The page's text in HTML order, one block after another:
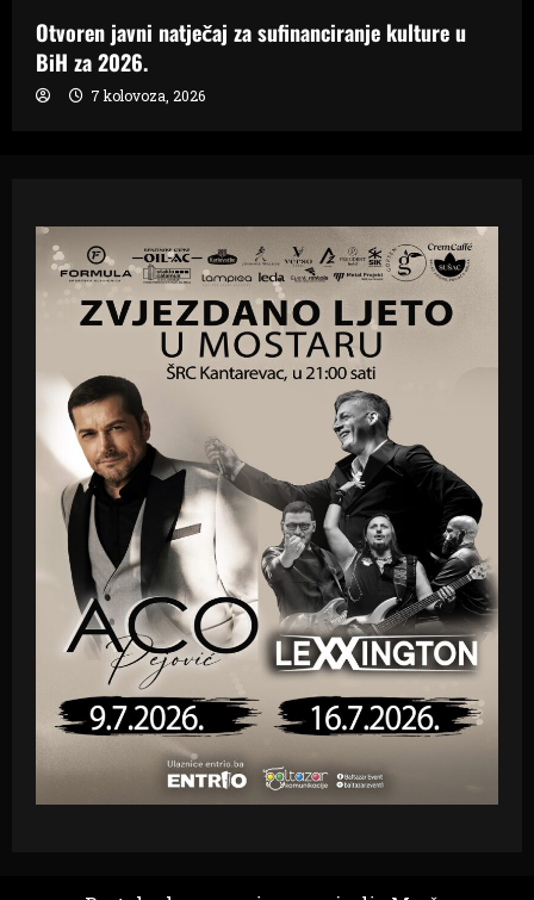
Otvoren javni natječaj za sufinanciranje kulture u
BiH za 2026.
7 kolovoza, 2026